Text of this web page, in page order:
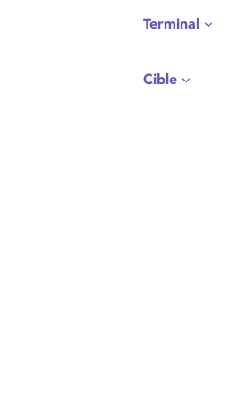
Terminal
Cible